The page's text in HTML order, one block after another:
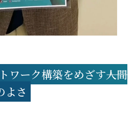
ーク構築をめざす―――人間
よさ